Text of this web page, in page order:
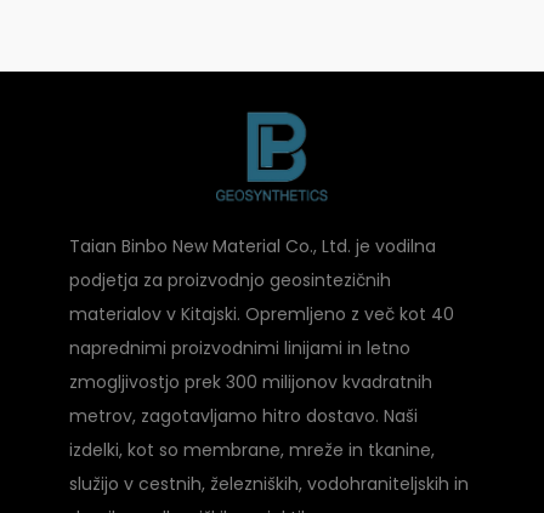
Taian Binbo New Material Co., Ltd. je vodilna
podjetja za proizvodnjo geosintezičnih
materialov v Kitajski. Opremljeno z več kot 40
naprednimi proizvodnimi linijami in letno
zmogljivostjo prek 300 milijonov kvadratnih
metrov, zagotavljamo hitro dostavo. Naši
izdelki, kot so membrane, mreže in tkanine,
služijo v cestnih, železniških, vodohraniteljskih in